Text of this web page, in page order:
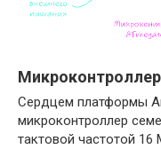
Сердцем платформы
микроконтроллер
тактовой частотой